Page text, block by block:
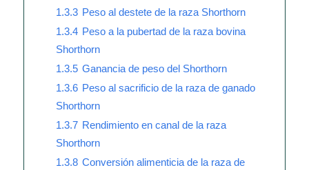
1.3.3 Peso al destete de la raza Shorthorn
1.3.4 Peso a la pubertad de la raza bovina
Shorthorn
1.3.5 Ganancia de peso del Shorthorn
1.3.6 Peso al sacrificio de la raza de ganado
Shorthorn
1.3.7 Rendimiento en canal de la raza
Shorthorn
1.3.8 Conversión alimenticia de la raza de